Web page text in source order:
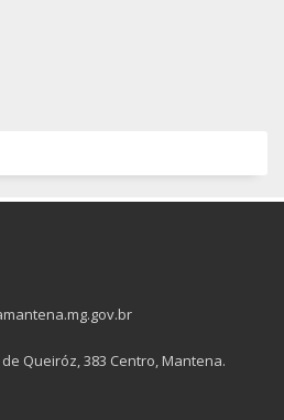
Queiróz, 383 Centro, Mantena.